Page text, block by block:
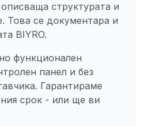
структурата и
Това се документара и
BIYRO.
функционален
панел и без
Гарантираме
срок - или ще ви